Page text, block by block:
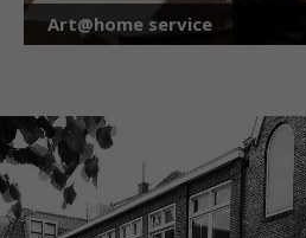
Art@home service